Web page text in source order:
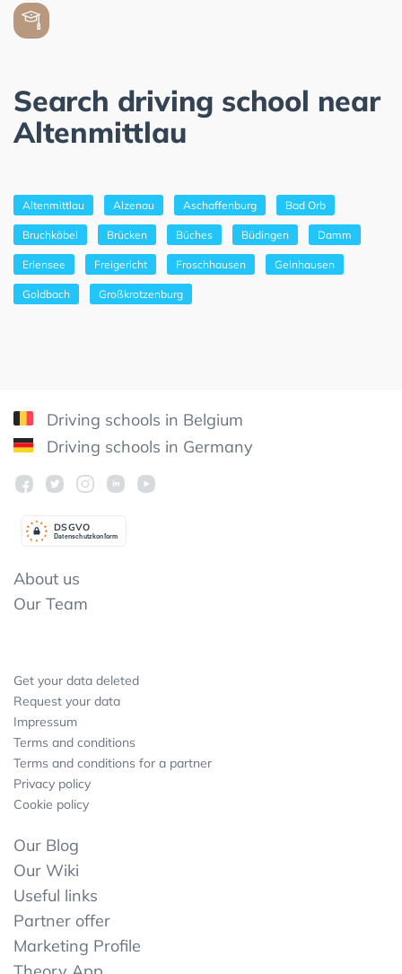
Search driving school near
Altenmittlau
Altenmittlau Alzenau Aschaffenburg Bad Orb
Bruchköbel Brücken Büches Büdingen Damm
Erlensee Freigericht Froschhausen Gelnhausen
Goldbach Großkrotzenburg
Driving schools in Belgium
Driving schools in Germany
Datenschutzkonform
DSGVO
About us
Our Team
Get your data deleted
Request your data
Impressum
Terms and conditions
Terms and conditions for a partner
Privacy policy
Cookie policy
Our Blog
Our Wiki
Useful links
Partner offer
Marketing Profile